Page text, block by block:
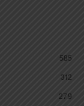
585
312
279